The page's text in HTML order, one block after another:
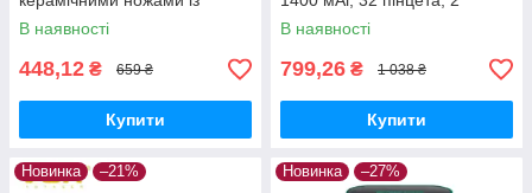
зарядкою від USB
В наявності
448,12 ₴ 659 ₴
Купити
швидкості, 5 насадок
В наявності
799,26 ₴ 1 038 ₴
Купити
Новинка –21% Новинка –27%